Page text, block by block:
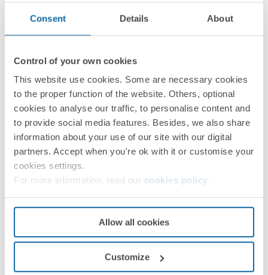
Consent Details About
Control of your own cookies
This website use cookies. Some are necessary cookies
to the proper function of the website. Others, optional
cookies to analyse our traffic, to personalise content and
to provide social media features. Besides, we also share
information about your use of our site with our digital
partners. Accept when you're ok with it or customise your
cookies settings.
For more information, read our cookies policy
Allow all cookies
Customize
52050106-038
Caja de suelo regulable para 12 elementos en instalación de suelo
técnico grafito Simon 500 Cima
Grafito
Simon 500 Cima